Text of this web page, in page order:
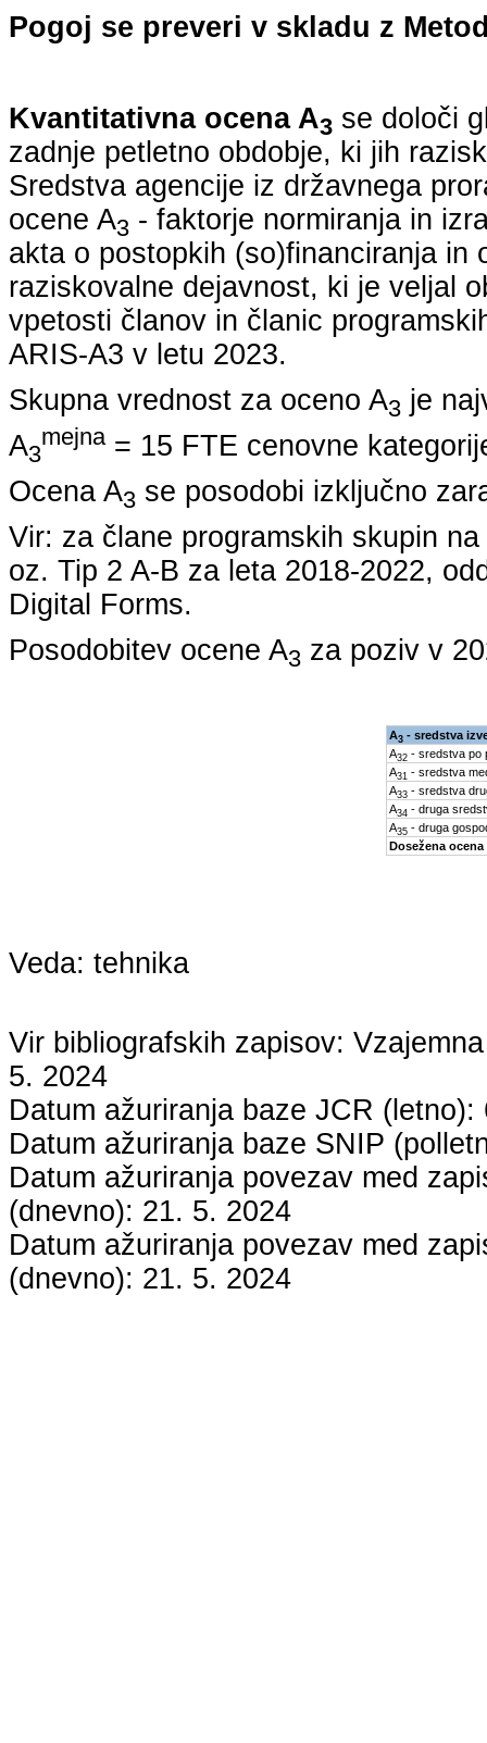
Pogoj se preveri v skladu z
Kvantitativna ocena A3 se določi
zadnje petletno obdobje, ki jih
Sredstva agencije iz državnega
ocene A3 - faktorje normiranja in
akta o postopkih (so)financiranja in
raziskovalne dejavnost, ki je veljal
vpetosti članov in članic
ARIS-A3 v letu 2023.
Skupna vrednost za oceno A3 je
A3
mejna= 15 FTE cenovne
Ocena A3 se posodobi izključno
Vir: za člane programskih skupin
oz. Tip 2 A-B za leta 2018-2022,
Digital Forms.
Posodobitev ocene A3 za poziv v
A3- sredstva
A32- sredstva po
A31 - sredstva
A33- sredstva
A34 - druga
A35- druga
Dosežena ocena
Veda: tehnika
Vir bibliografskih zapisov:
5. 2024
Datum ažuriranja baze JCR (letno):
Datum ažuriranja baze SNIP
Datum ažuriranja povezav med
(dnevno): 21. 5. 2024
Datum ažuriranja povezav med
(dnevno): 21. 5. 2024